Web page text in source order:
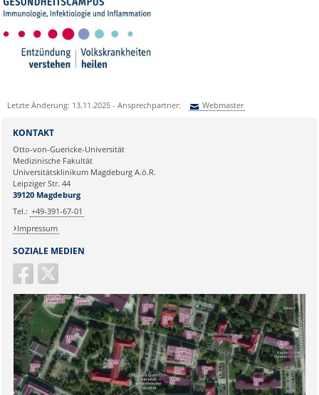
Letzte Änderung: 13.11.2025 - Ansprechpartner: Webmaster
Ihre E-Mailadresse:
Ihr Anliegen:
SOZIALE MEDIEN
KONTAKT
Otto-von-Guericke-Universität
Medizinische Fakultät
Universitätsklinikum Magdeburg A.ö.R.
Leipziger Str. 44
39120 Magdeburg
Tel.: +49-391-67-01
Impressum